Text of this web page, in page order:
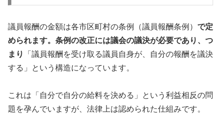
議員報酬の金額は各市区町村の条例（議員報酬条例） で定
められます。条例の改正には議会の議決が必要であり、つ
まり
「議員報酬を受け取る議員自身が、自分の報酬を議決
する」という構造になっています。
これは「自分で自分の給料を決める」という利益相反の問
題を孕んでいますが、法律上は認められた仕組みです。